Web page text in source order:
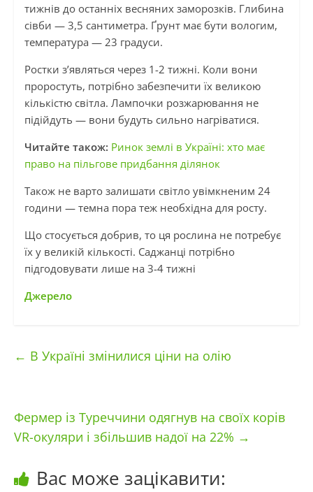
тижнів до останніх весняних заморозків. Глибина
сівби — 3,5 сантиметра. Ґрунт має бути вологим,
температура — 23 градуси.
Ростки з’являться через 1-2 тижні. Коли вони
проростуть, потрібно забезпечити їх великою
кількістю світла. Лампочки розжарювання не
підійдуть — вони будуть сильно нагріватися.
Читайте також: Ринок землі в Україні: хто має
право на пільгове придбання ділянок
Також не варто залишати світло увімкненим 24
години — темна пора теж необхідна для росту.
Що стосується добрив, то ця рослина не потребує
їх у великій кількості. Саджанці потрібно
підгодовувати лише на 3-4 тижні
Джерело
← В Україні змінилися ціни на олію
Фермер із Туреччини одягнув на своїх корів
VR-окуляри і збільшив надої на 22% →
Вас може зацікавити: